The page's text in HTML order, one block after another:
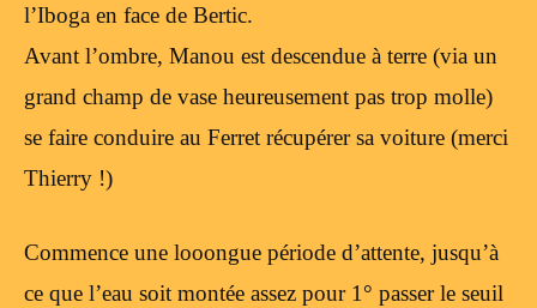
l’Iboga en face de Bertic.
Avant l’ombre, Manou est descendue à terre (via un
grand champ de vase heureusement pas trop molle)
se faire conduire au Ferret récupérer sa voiture (merci
Thierry !)
Commence une looongue période d’attente, jusqu’à
ce que l’eau soit montée assez pour 1° passer le seuil